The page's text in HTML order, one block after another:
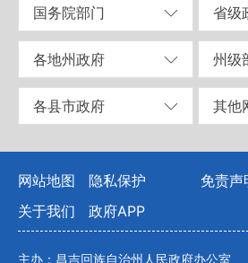
国务院部门 省级
各地州政府 州级
各县市政府 其他
网站地图 隐私保护 免责声
关于我们
政府APP
主办：昌吉回族自治州人民政府办公室